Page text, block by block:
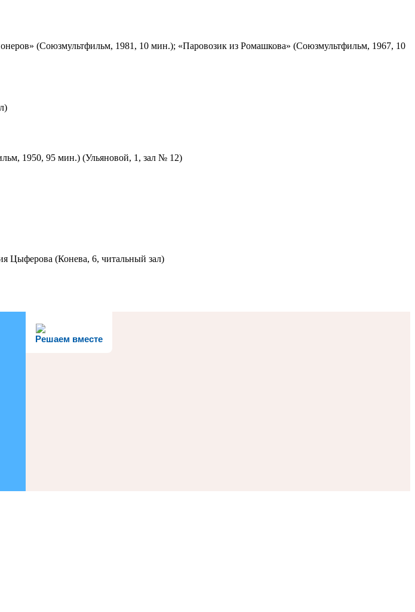
(Союзмультфильм, 1981, 10 мин.); «Паровозик из Ромашкова» (Союзмультфильм, 1967, 10
1950, 95 мин.) (Ульяновой, 1, зал № 12)
Цыферова (Конева, 6, читальный зал)
Решаем вместе